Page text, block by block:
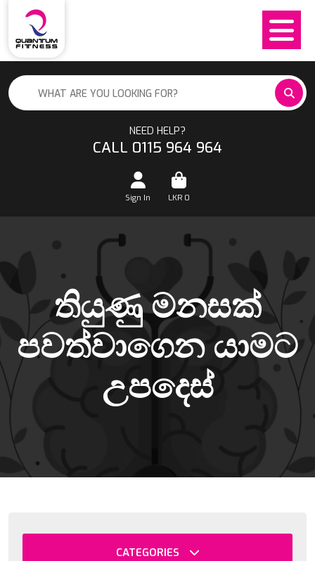
NEED HELP?
CALL 0115 964 964
Sign In LKR 0
තියුණු මනසක්
පවත්වාගෙන යාමට
උපදෙස්
CATEGORIES